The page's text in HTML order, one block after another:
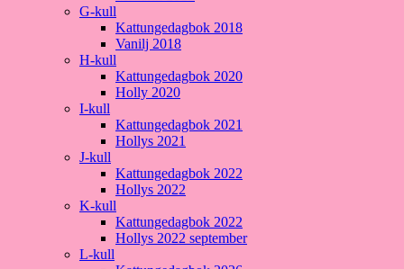
G-kull
Kattungedagbok 2018
Vanilj 2018
H-kull
Kattungedagbok 2020
Holly 2020
I-kull
Kattungedagbok 2021
Hollys 2021
J-kull
Kattungedagbok 2022
Hollys 2022
K-kull
Kattungedagbok 2022
Hollys 2022 september
L-kull